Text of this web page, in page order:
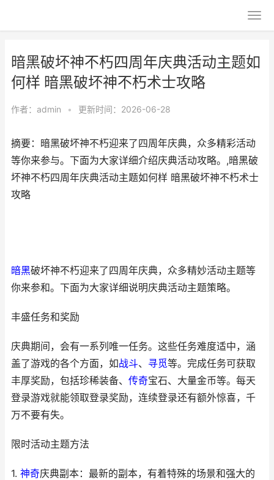
暗黑破坏神不朽四周年庆典活动主题如
何样 暗黑破坏神不朽术士攻略
作者： admin • 更新时间：2026-06-28
摘要：暗黑破坏神不朽迎来了四周年庆典，众多精彩活动
等你来参与。下面为大家详细介绍庆典活动攻略。,暗黑破
坏神不朽四周年庆典活动主题如何样 暗黑破坏神不朽术士
攻略
暗黑破坏神不朽迎来了四周年庆典，众多精妙活动主题等
你来参和。下面为大家详细说明庆典活动主题策略。
丰盛任务和奖励
庆典期间，会有一系列唯一任务。这些任务难度适中，涵
盖了游戏的各个方面，如战斗、 寻觅等。完成任务可获取
丰厚奖励，包括珍稀装备、 传奇宝石、大量金币等。每天
登录游戏就能领取登录奖励，连续登录还有额外惊喜，千
万不要有失。
限时活动主题方法
1. 神奇庆典副本：最新的副本，有着特殊的场景和强大的